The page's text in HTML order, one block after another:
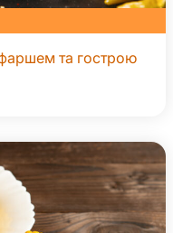
та гострою